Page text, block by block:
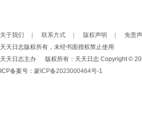
关于我们 联系方式 版权声明
免责
天天日志版权所有，未经书面授权禁止使用
天天日志主办 版权所有：天天日志 Copyright ©
ICP备案号： 蒙ICP备2023000464号-1